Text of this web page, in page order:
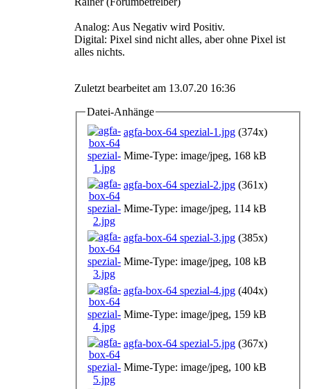
Analog: Aus Negativ wird Positiv.
Digital: Pixel sind nicht alles, aber ohne Pixel ist
alles nichts.
Zuletzt bearbeitet am 13.07.20 16:36
Datei-Anhänge
agfa-box-64 spezial-1.jpg (374x)
Mime-Type: image/jpeg, 168 kB
agfa-box-64 spezial-2.jpg (361x)
Mime-Type: image/jpeg, 114 kB
agfa-box-64 spezial-3.jpg (385x)
Mime-Type: image/jpeg, 108 kB
agfa-box-64 spezial-4.jpg (404x)
Mime-Type: image/jpeg, 159 kB
agfa-box-64 spezial-5.jpg (367x)
Mime-Type: image/jpeg, 100 kB